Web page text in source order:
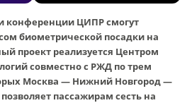
конференции ЦИПР смогут
биометрической посадки на
проект реализуется Центром
совместно с РЖД по трем
Москва — Нижний Новгород —
пассажирам сесть на